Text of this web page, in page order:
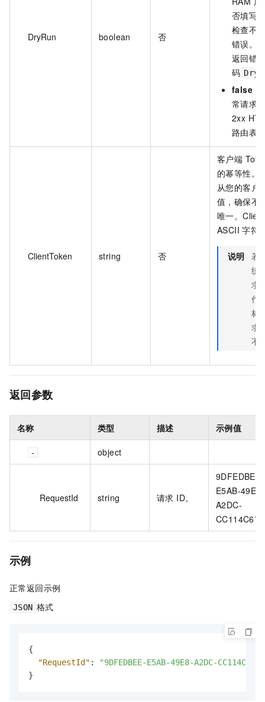
DryRun boolean 否
否填写
检查不
错误。
返回错
码
false
常请求
2xx
路由表
ClientToken string 否
客户端
的幂等性。
从您的客户
值，确保不
唯一。
ASCII 字符
说明 若
统
求
作
标
求
不
返回参数
名称 类型 描述 示例值
object
RequestId string 请求 ID。
9DFEDBEE-
E5AB-49E8-
A2DC-
示例
正常返回示例
JSON 格式
{
"RequestId" :
"9DFEDBEE-E5AB-49E8-A2DC-
}